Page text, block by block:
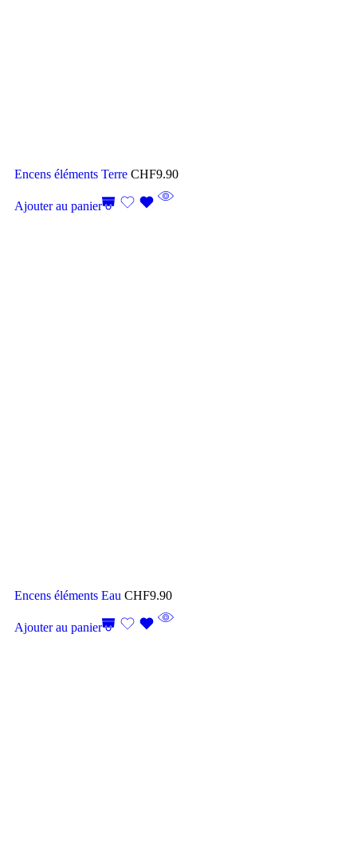
Encens éléments Terre CHF9.90
Ajouter au panier
Encens éléments Eau CHF9.90
Ajouter au panier